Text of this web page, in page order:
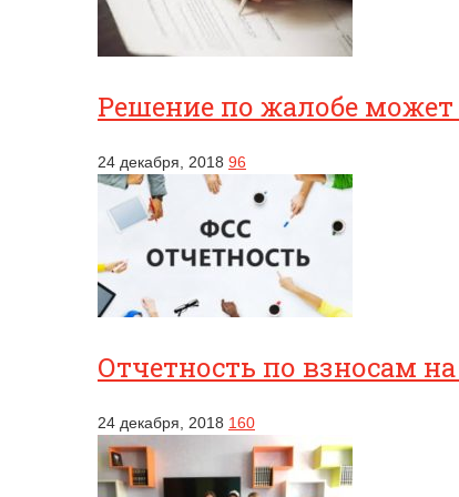
Решение по жалобе
24 декабря, 2018 96
Отчетность по взносам
24 декабря, 2018 160